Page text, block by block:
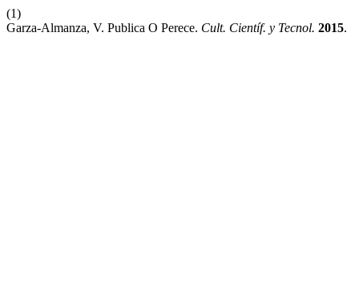
(1)
Garza-Almanza, V. Publica O Perece. Cult. Científ. y Tecnol. 2015.